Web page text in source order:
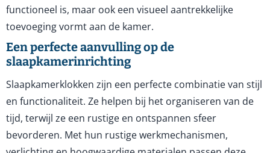
functioneel is, maar ook een visueel aantrekkelijke
toevoeging vormt aan de kamer.
Een perfecte aanvulling op de
slaapkamerinrichting
Slaapkamerklokken zijn een perfecte combinatie van stijl
en functionaliteit. Ze helpen bij het organiseren van de
tijd, terwijl ze een rustige en ontspannen sfeer
bevorderen. Met hun rustige werkmechanismen,